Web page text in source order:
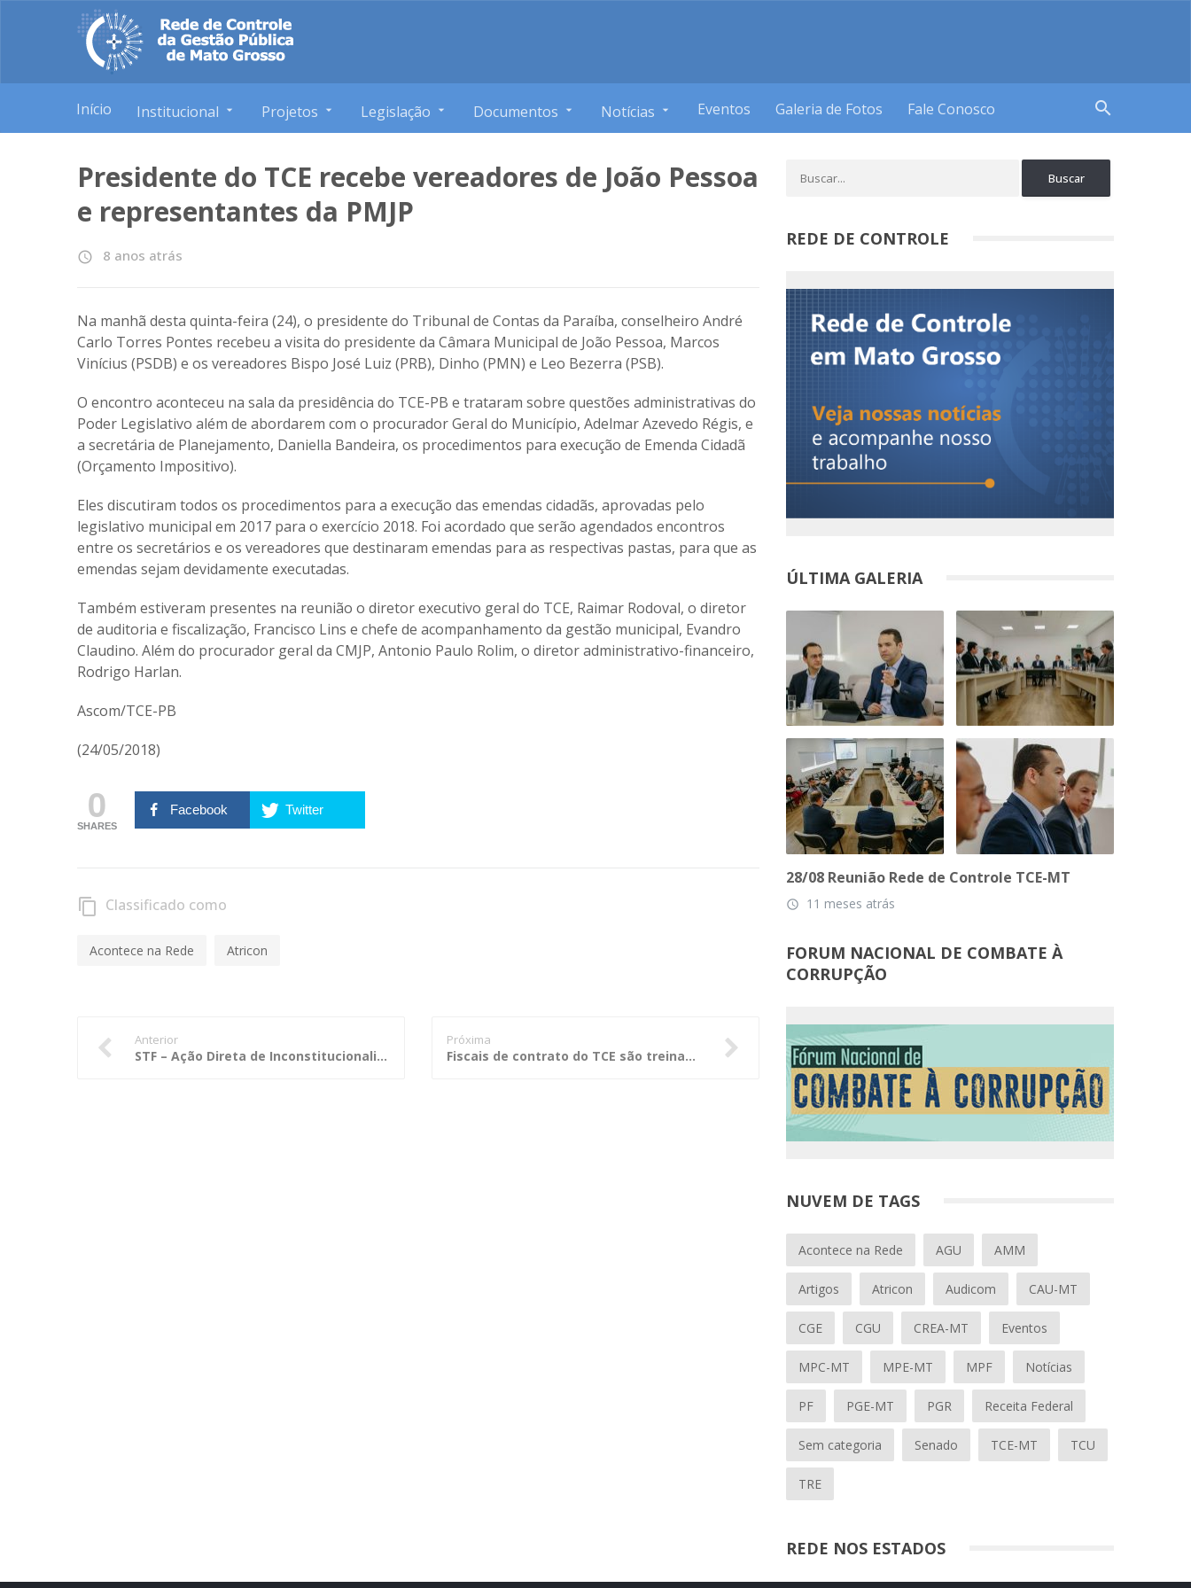
Início Institucional Projetos Legislação Documentos Notícias Eventos Galeria de Fotos Fale Conosco search
Presidente do TCE recebe vereadores de João Pessoa
e representantes da PMJP
access_time 8 anos atrás
Na manhã desta quinta-feira (24), o presidente do Tribunal de Contas da Paraíba, conselheiro André
Carlo Torres Pontes recebeu a visita do presidente da Câmara Municipal de João Pessoa, Marcos
Vinícius (PSDB) e os vereadores Bispo José Luiz (PRB), Dinho (PMN) e Leo Bezerra (PSB).
O encontro aconteceu na sala da presidência do TCE-PB e trataram sobre questões administrativas do
Poder Legislativo além de abordarem com o procurador Geral do Município, Adelmar Azevedo Régis, e
a secretária de Planejamento, Daniella Bandeira, os procedimentos para execução de Emenda Cidadã
(Orçamento Impositivo).
Eles discutiram todos os procedimentos para a execução das emendas cidadãs, aprovadas pelo
legislativo municipal em 2017 para o exercício 2018. Foi acordado que serão agendados encontros
entre os secretários e os vereadores que destinaram emendas para as respectivas pastas, para que as
emendas sejam devidamente executadas.
Também estiveram presentes na reunião o diretor executivo geral do TCE, Raimar Rodoval, o diretor
de auditoria e fiscalização, Francisco Lins e chefe de acompanhamento da gestão municipal, Evandro
Claudino. Além do procurador geral da CMJP, Antonio Paulo Rolim, o diretor administrativo-financeiro,
Rodrigo Harlan.
Ascom/TCE-PB
(24/05/2018)
0
SHARES
Facebook Twitter
content_copy Classificado como
Acontece na Rede Atricon
Anterior
STF – Ação Direta de Inconstitucionalidade (ADI 3889) – Consulta do Governo do Estado de Rondônia
Próxima
Fiscais de contrato do TCE são treinados para usar o sistema ContratosGov
REDE DE CONTROLE
ÚLTIMA GALERIA
28/08 Reunião Rede de Controle TCE-MT
access_time 11 meses atrás
FORUM NACIONAL DE COMBATE À
CORRUPÇÃO
NUVEM DE TAGS
Acontece na Rede AGU AMM
Artigos Atricon Audicom CAU-MT
CGE CGU CREA-MT Eventos
MPC-MT MPE-MT MPF Notícias
PF PGE-MT PGR Receita Federal
Sem categoria Senado TCE-MT TCU
TRE
REDE NOS ESTADOS